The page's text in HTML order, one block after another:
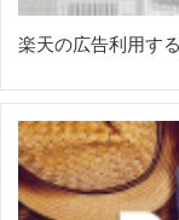
楽天の広告利用す